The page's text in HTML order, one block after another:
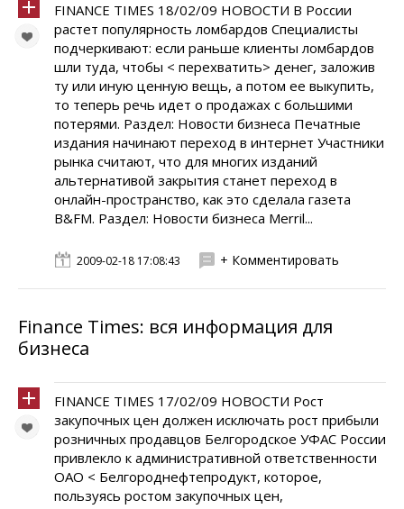
FINANCE TIMES 18/02/09 НОВОСТИ В России
растет популярность ломбардов Специалисты
подчеркивают: если раньше клиенты ломбардов
шли туда, чтобы < перехватить> денег, заложив
ту или иную ценную вещь, а потом ее выкупить,
то теперь речь идет о продажах с большими
потерями. Раздел: Новости бизнеса Печатные
издания начинают переход в интернет Участники
рынка считают, что для многих изданий
альтернативой закрытия станет переход в
онлайн-пространство, как это сделала газета
B&FM. Раздел: Новости бизнеса Merril...
2009-02-18 17:08:43 + Комментировать
Finance Times: вся информация для
бизнеса
FINANCE TIMES 17/02/09 НОВОСТИ Рост
закупочных цен должен исключать рост прибыли
розничных продавцов Белгородское УФАС России
привлекло к административной ответственности
ОАО < Белгороднефтепродукт, которое,
пользуясь ростом закупочных цен,